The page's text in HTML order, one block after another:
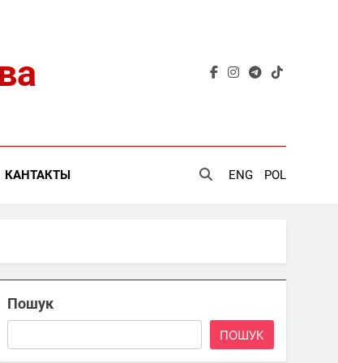
ENG POL
КАНТАКТЫ
Пошук
ПОШУК